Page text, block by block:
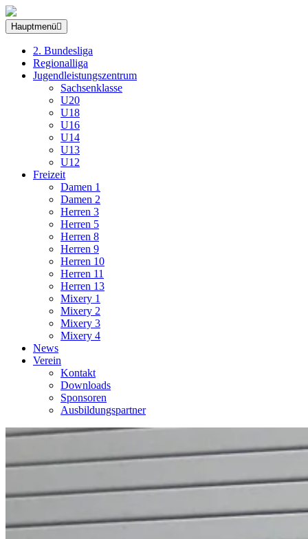
Hauptmenü
2. Bundesliga
Regionalliga
Jugendleistungszentrum
Sachsenklasse
U20
U18
U16
U14
U13
U12
Freizeit
Damen 1
Damen 2
Herren 3
Herren 5
Herren 8
Herren 9
Herren 10
Herren 11
Herren 13
Mixery 1
Mixery 2
Mixery 3
Mixery 4
News
Verein
Kontakt
Downloads
Sponsoren
Ausbildungspartner